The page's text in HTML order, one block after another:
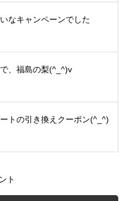
なキャンペーンでした
、福島の梨(^_^)v
トの引き換えクーポン(^_^)
ト